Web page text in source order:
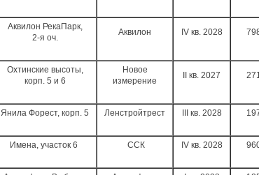
Аквилон РекаПарк,
2-я оч.
Аквилон IV кв. 2028
Охтинские высоты,
корп. 5 и 6
Новое
измерение
II кв. 2027
Янила Форест, корп. 5 Ленстройтрест III кв. 2028
Имена, участок 6 ССК IV кв. 2028